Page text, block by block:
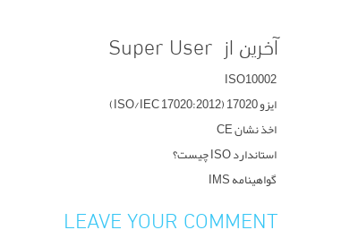
آخرین از Super User
ISO10002
ایزو 17020 (ISO/IEC 17020:2012)
اخذ نشان CE
استاندارد ISO چیست؟
گواهینامه IMS
LEAVE YOUR COMMENT